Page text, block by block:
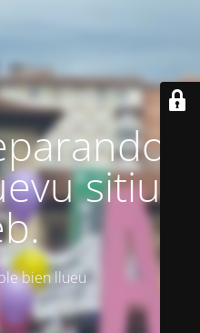
sitiu
bien llueu